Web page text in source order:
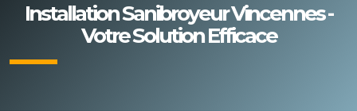
Installation Sanibroyeur Vincennes -
Votre Solution Efficace